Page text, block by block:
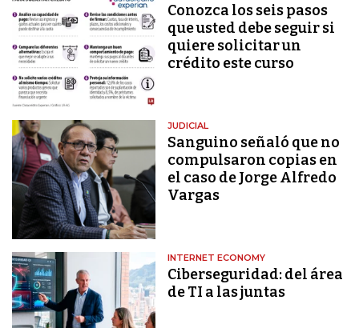
Conozca los seis pasos
que usted debe seguir si
quiere solicitar un
crédito este curso
JUDICIAL
Sanguino señaló que no
compulsaron copias en
el caso de Jorge Alfredo
Vargas
INTERNET ECONOMY
Ciberseguridad: del área
de TI a las juntas